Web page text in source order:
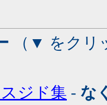
（▼ をクリ
ジド集 - な